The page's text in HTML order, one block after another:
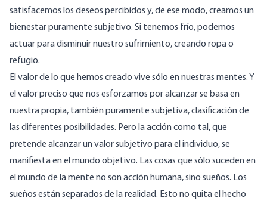
satisfacemos los deseos percibidos y, de ese modo, creamos un
bienestar puramente subjetivo. Si tenemos frío, podemos
actuar para disminuir nuestro sufrimiento, creando ropa o
refugio.
El valor de lo que hemos creado vive sólo en nuestras mentes. Y
el valor preciso que nos esforzamos por alcanzar se basa en
nuestra propia, también puramente subjetiva, clasificación de
las diferentes posibilidades. Pero la acción como tal, que
pretende alcanzar un valor subjetivo para el individuo, se
manifiesta en el mundo objetivo. Las cosas que sólo suceden en
el mundo de la mente no son acción humana, sino sueños. Los
sueños están separados de la realidad. Esto no quita el hecho